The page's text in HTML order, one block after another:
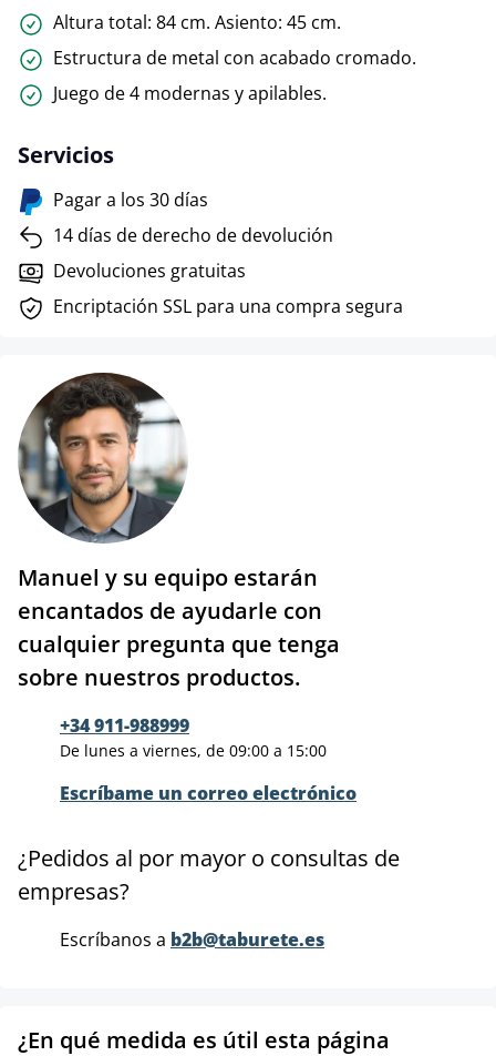
Altura total: 84 cm. Asiento: 45 cm.
Estructura de metal con acabado cromado.
Juego de 4 modernas y apilables.
Servicios
Pagar a los 30 días
14 días de derecho de devolución
Devoluciones gratuitas
Encriptación SSL para una compra segura
Manuel y su equipo estarán
encantados de ayudarle con
cualquier pregunta que tenga
sobre nuestros productos.
+34 911-988999
De lunes a viernes, de 09:00 a 15:00
Escríbame un correo electrónico
¿Pedidos al por mayor o consultas de
empresas?
Escríbanos a b2b@taburete.es
¿En qué medida es útil esta página